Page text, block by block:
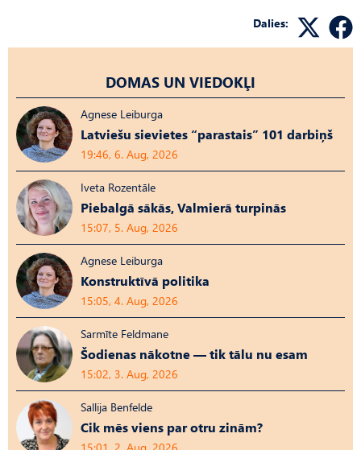
Dalies:
DOMAS UN VIEDOKĻI
Agnese Leiburga
Latviešu sievietes “parastais” 101 darbiņš
19:46, 6. Aug, 2026
Iveta Rozentāle
Piebalgā sākās, Valmierā turpinās
15:07, 5. Aug, 2026
Agnese Leiburga
Konstruktīvā politika
15:05, 4. Aug, 2026
Sarmīte Feldmane
Šodienas nākotne — tik tālu nu esam
15:02, 3. Aug, 2026
Sallija Benfelde
Cik mēs viens par otru zinām?